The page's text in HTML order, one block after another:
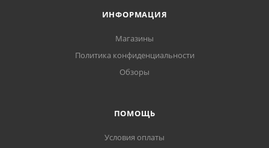
ИНФОРМАЦИЯ
Магазины
Политика конфиденциальности
Обзоры
ПОМОЩЬ
Условия оплаты